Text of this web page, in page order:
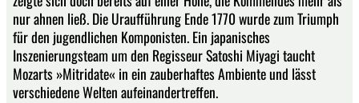
nur ahnen ließ. Die Uraufführung Ende 1770 wurde zum Triumph
für den jugendlichen Komponisten. Ein japanisches
Inszenierungsteam um den Regisseur Satoshi Miyagi taucht
Mozarts »Mitridate« in ein zauberhaftes Ambiente und lässt
verschiedene Welten aufeinandertreffen.